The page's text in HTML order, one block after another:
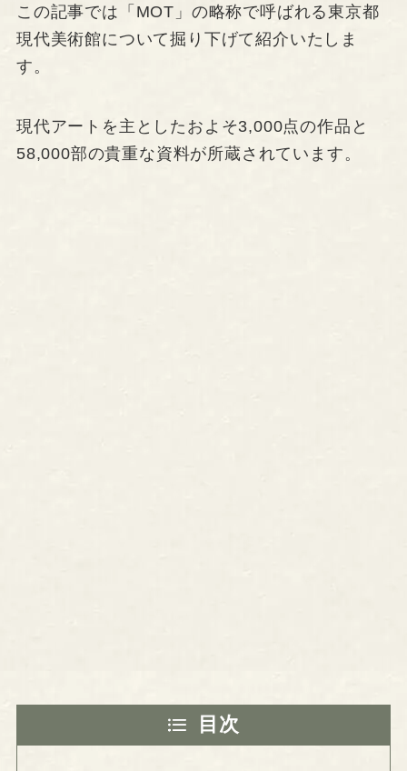
この記事では「MOT」の略称で呼ばれる東京都
現代美術館について掘り下げて紹介いたしま
す。
現代アートを主としたおよそ3,000点の作品と
58,000部の貴重な資料が所蔵されています。
目次